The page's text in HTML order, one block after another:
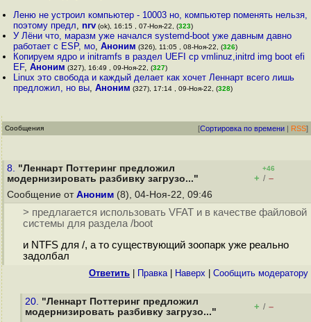
Леню не устроил компьютер - 10003 но, компьютер поменять нельзя,
поэтому предл,nrv (ok), 16:15 , 07-Ноя-22, (323)
У Лёни что, маразм уже начался systemd-boot уже давным давно
работает с ESP, мо,Аноним (326), 11:05 , 08-Ноя-22, (326)
Копируем ядро и initramfs в раздел UEFI cp vmlinuz,initrd img boot efi
EF,Аноним (327), 16:49 , 09-Ноя-22, (327)
Linux это свобода и каждый делает как хочет Леннарт всего лишь
предложил, но вы,Аноним (327), 17:14 , 09-Ноя-22, (328)
Сообщения [Сортировка по времени | RSS]
8. "Леннарт Поттеринг предложил
модернизировать разбивку загрузо..."
+46
+ / –
Сообщение от Аноним (8), 04-Ноя-22, 09:46
> предлагается использовать VFAT и в качестве файловой
системы для раздела /boot
и NTFS для /, а то существующий зоопарк уже реально
задолбал
Ответить Правка| Наверх Cообщить модератору
20. "Леннарт Поттеринг предложил
модернизировать разбивку загрузо..."
+ / –